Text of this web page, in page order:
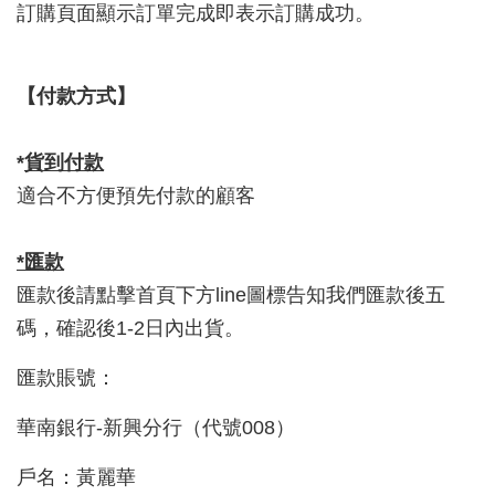
訂購頁面顯示訂單完成即表示訂購成功。
【付款方式】
*貨到付款
適合不方便預先付款的顧客
*匯款
匯款後請點擊首頁下方line圖標告知我們匯款後五
碼，確認後1-2日內出貨。
匯款賬號：
華南銀行-新興分行（代號008）
戶名：黃麗華